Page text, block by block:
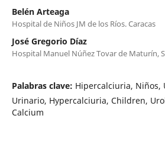
Belén Arteaga
Hospital de Niños JM de los Ríos. Caracas
José Gregorio Díaz
Hospital Manuel Núñez Tovar de Maturín,
Palabras clave: Hipercalciuria, Niños,
Urinario, Hypercalciuria, Children,
Calcium